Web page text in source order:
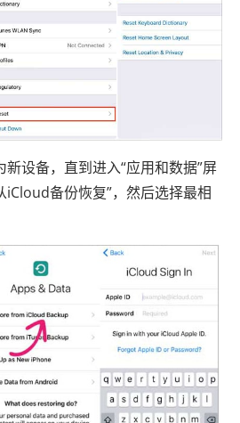
设备，直到进入“应用和数据”屏
iCloud备份恢复”，然后选择最相